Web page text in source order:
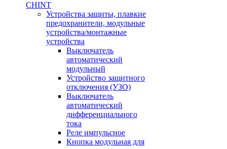
CHINT
Устройства защиты, плавкие
предохранители, модульные
устройства/монтажные
устройства
Выключатель
автоматический
модульный
Устройство защитного
отключения (УЗО)
Выключатель
автоматический
дифференциального
тока
Реле импульсное
Кнопка модульная для